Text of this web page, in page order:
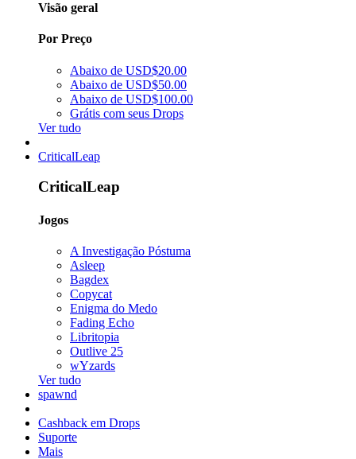
Visão geral
Por Preço
Abaixo de USD$20.00
Abaixo de USD$50.00
Abaixo de USD$100.00
Grátis com seus Drops
Ver tudo
CriticalLeap
CriticalLeap
Jogos
A Investigação Póstuma
Asleep
Bagdex
Copycat
Enigma do Medo
Fading Echo
Libritopia
Outlive 25
wYzards
Ver tudo
spawnd
Cashback em Drops
Suporte
Mais